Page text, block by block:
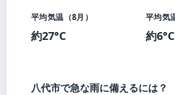
平均気温（8月）
約27°C
平均気
約6°C
八代市で急な雨に備えるには？